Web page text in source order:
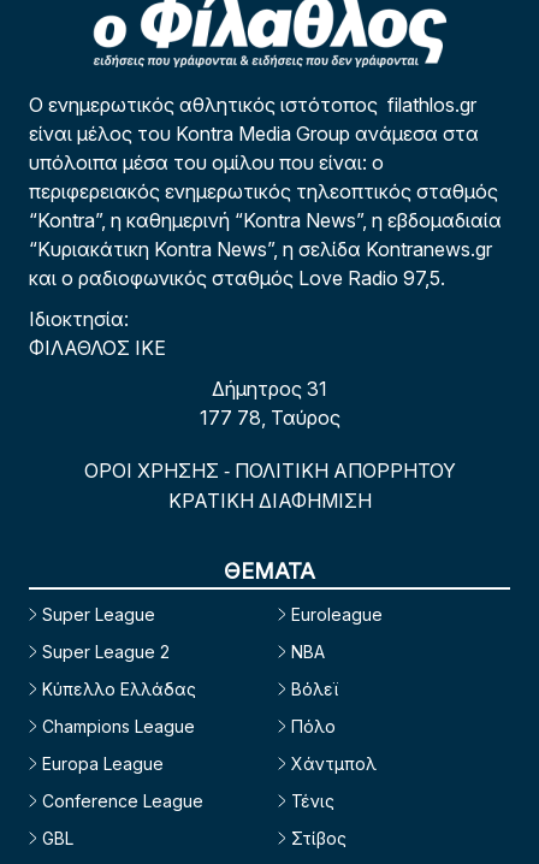
Ο ενημερωτικός αθλητικός ιστότοπος filathlos.gr
είναι μέλος του Kontra Media Group ανάμεσα στα
υπόλοιπα μέσα του ομίλου που είναι: ο
περιφερειακός ενημερωτικός τηλεοπτικός σταθμός
“Kontra”, η καθημερινή “Kontra News”, η εβδομαδιαία
“Κυριακάτικη Kontra News”, η σελίδα Kontranews.gr
και ο ραδιοφωνικός σταθμός Love Radio 97,5.
Ιδιοκτησία:
ΦΙΛΑΘΛΟΣ ΙΚΕ
Δήμητρος 31
177 78, Ταύρος
ΟΡΟΙ ΧΡΗΣΗΣ - ΠΟΛΙΤΙΚΗ ΑΠΟΡΡΗΤΟΥ
ΚΡΑΤΙΚΗ ΔΙΑΦΗΜΙΣΗ
ΘΕΜΑΤΑ
Super League
Super League 2
Κύπελλο Ελλάδας
Champions League
Europa League
Conference League
GBL
Euroleague
NBA
Βόλεϊ
Πόλο
Χάντμπολ
Τένις
Στίβος